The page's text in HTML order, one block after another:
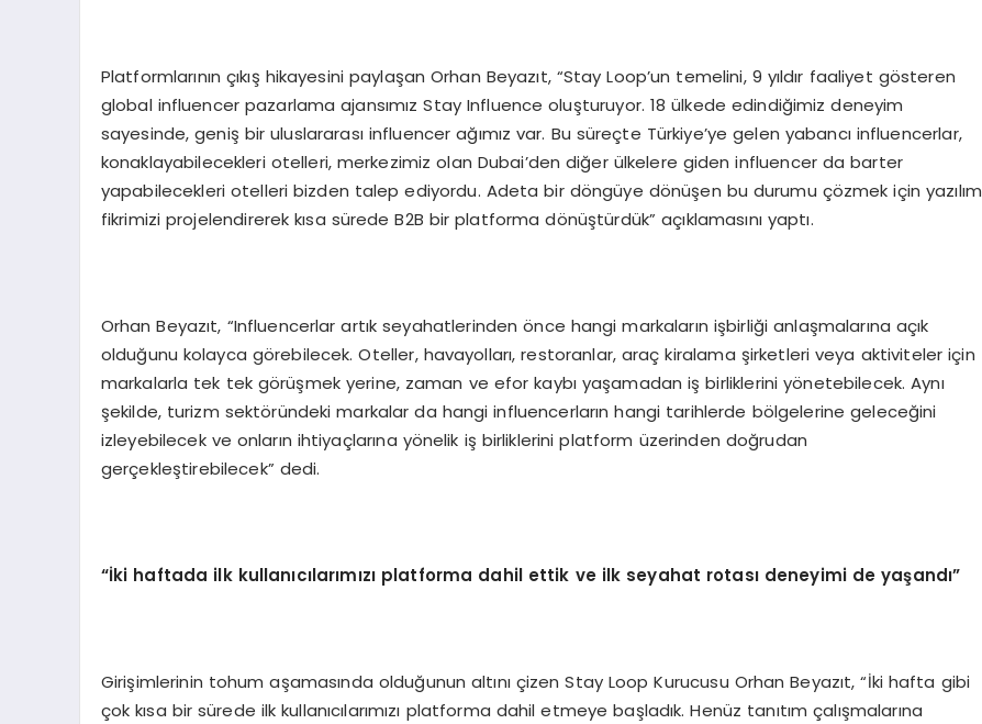
Platformlarının çıkış hikayesini paylaşan Orhan Beyazıt, “Stay Loop’un temelini, 9 yıldır faaliyet gösteren
global influencer pazarlama ajansımız Stay Influence oluşturuyor. 18 ülkede edindiğimiz deneyim
sayesinde, geniş bir uluslararası influencer ağımız var. Bu süreçte Türkiye’ye gelen yabancı influencerlar,
konaklayabilecekleri otelleri, merkezimiz olan Dubai’den diğer ülkelere giden influencer da barter
yapabilecekleri otelleri bizden talep ediyordu. Adeta bir döngüye dönüşen bu durumu çözmek için yazılım
fikrimizi projelendirerek kısa sürede B2B bir platforma dönüştürdük” açıklamasını yaptı.
Orhan Beyazıt, “Influencerlar artık seyahatlerinden önce hangi markaların işbirliği anlaşmalarına açık
olduğunu kolayca görebilecek. Oteller, havayolları, restoranlar, araç kiralama şirketleri veya aktiviteler için
markalarla tek tek görüşmek yerine, zaman ve efor kaybı yaşamadan iş birliklerini yönetebilecek. Aynı
şekilde, turizm sektöründeki markalar da hangi influencerların hangi tarihlerde bölgelerine geleceğini
izleyebilecek ve onların ihtiyaçlarına yönelik iş birliklerini platform üzerinden doğrudan
gerçekleştirebilecek” dedi.
“İki haftada ilk kullanıcılarımızı platforma dahil ettik ve ilk seyahat rotası deneyimi de yaşandı”
Girişimlerinin tohum aşamasında olduğunun altını çizen Stay Loop Kurucusu Orhan Beyazıt, “İki hafta gibi
çok kısa bir sürede ilk kullanıcılarımızı platforma dahil etmeye başladık. Henüz tanıtım çalışmalarına